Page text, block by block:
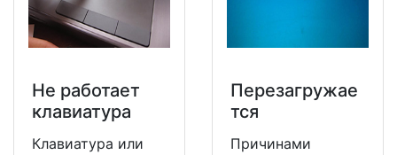
Не работает
клавиатура
Клавиатура или
Перезагружае
тся
Причинами